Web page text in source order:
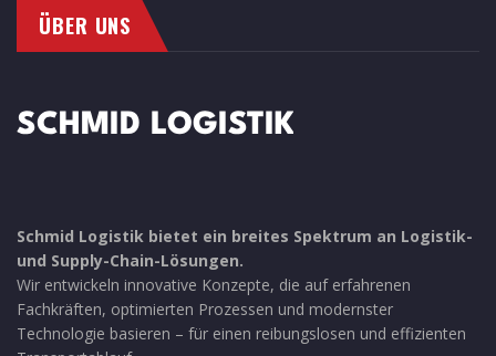
ÜBER UNS
Schmid Logistik bietet ein breites Spektrum an Logistik-
und Supply-Chain-Lösungen.
Wir entwickeln innovative Konzepte, die auf erfahrenen
Fachkräften, optimierten Prozessen und modernster
Technologie basieren – für einen reibungslosen und effizienten